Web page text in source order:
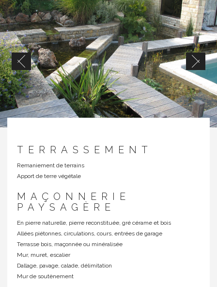
TERRASSEMENT
Remaniement de terrains
Apport de terre végétale
MAÇONNERIE
PAYSAGÈRE
En pierre naturelle, pierre reconstituée, gré cérame et bois
Allées piétonnes, circulations, cours, entrées de garage
Terrasse bois, maçonnée ou minéralisée
Mur, muret, escalier
Dallage, pavage, calade, délimitation
Mur de soutènement